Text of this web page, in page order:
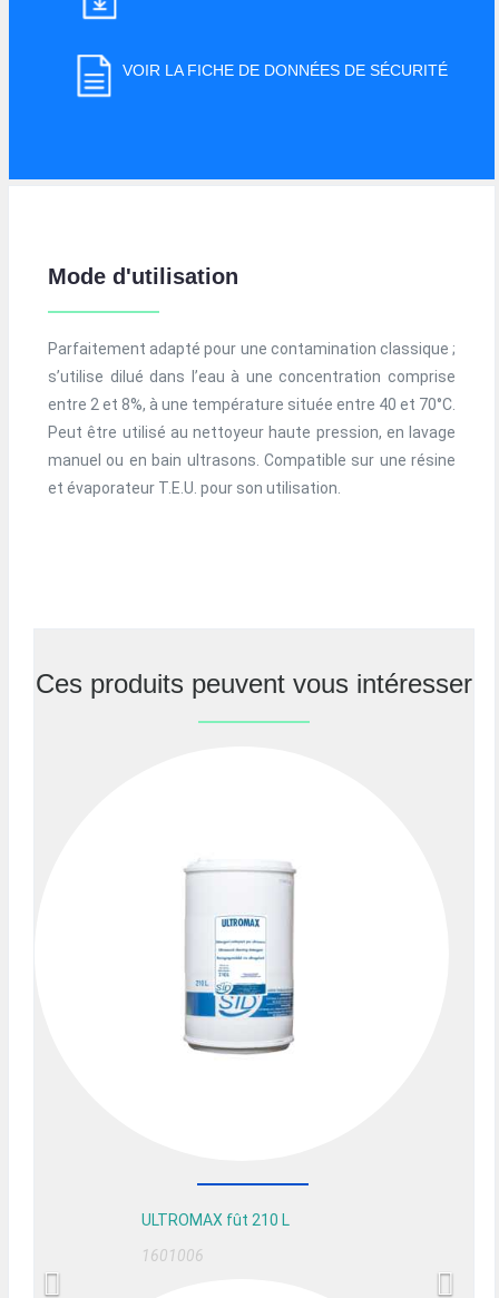
VOIR LA FICHE DE DONNÉES DE SÉCURITÉ
Mode d'utilisation
Parfaitement adapté pour une contamination classique ;
s’utilise dilué dans l’eau à une concentration comprise
entre 2 et 8%, à une température située entre 40 et 70°C.
Peut être utilisé au nettoyeur haute pression, en lavage
manuel ou en bain ultrasons. Compatible sur une résine
et évaporateur T.E.U. pour son utilisation.
Ces produits peuvent vous intéresser
ULTROMAX fût 210 L
1601006